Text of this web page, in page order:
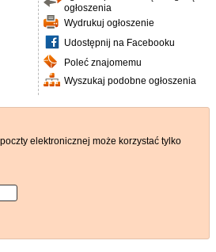
ogłoszenia
Wydrukuj ogłoszenie
Udostępnij na Facebooku
Poleć znajomemu
Wyszukaj podobne ogłoszenia
elektronicznej może korzystać tylko